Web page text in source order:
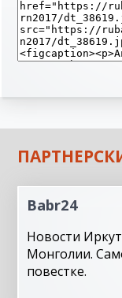
Babr24
Новости
Монголии.
повестке.